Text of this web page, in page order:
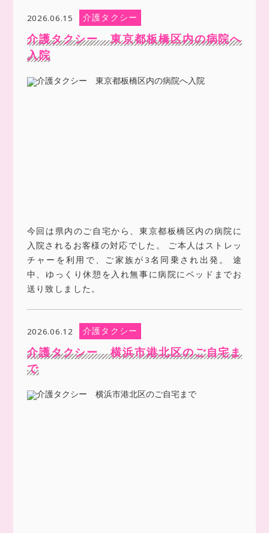
2026.06.15 介護タクシー
介護タクシー 東京都板橋区内の病院へ
入院
今回は県内のご自宅から、東京都板橋区内の病院に
入院されるお客様の対応でした。 ご本人はストレッ
チャーを利用で、ご家族が3名同乗され出発。 途
中、ゆっくり休憩を入れ無事に病院にベッドまでお
送り致しました。
2026.06.12 介護タクシー
介護タクシー 横浜市港北区のご自宅ま
で